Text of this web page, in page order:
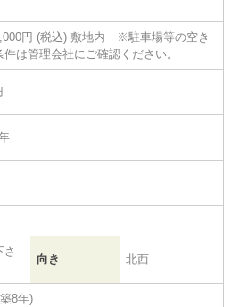
円 (税込) 敷地内 ※駐車場等の空き
は管理会社にご確認ください。
さ
向き 北西
8年)